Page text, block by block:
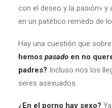
con el deseo y la pasión» y
en un patético remedo de
Hay una cuestión que
hemos pasado en no
padres? Incluso nos los
seres asexuados.
¿En el porno hay sexo?